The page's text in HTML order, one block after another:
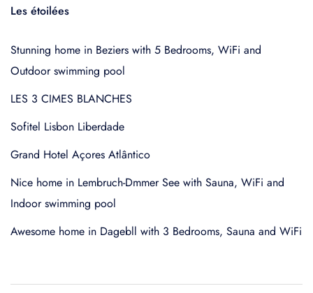
Les étoilées
Stunning home in Beziers with 5 Bedrooms, WiFi and
Outdoor swimming pool
LES 3 CIMES BLANCHES
Sofitel Lisbon Liberdade
Grand Hotel Açores Atlântico
Nice home in Lembruch-Dmmer See with Sauna, WiFi and
Indoor swimming pool
Awesome home in Dagebll with 3 Bedrooms, Sauna and WiFi